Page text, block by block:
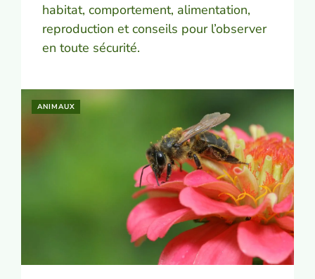
habitat, comportement, alimentation,
reproduction et conseils pour l’observer
en toute sécurité.
ANIMAUX